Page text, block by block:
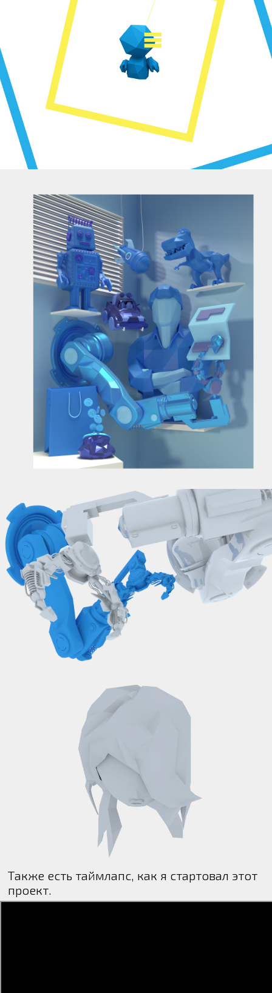
Также есть таймлапс, как я стартовал этот
проект.